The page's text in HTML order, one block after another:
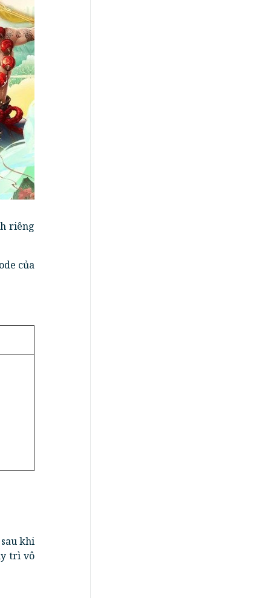
riêng
của
khi
trì vô